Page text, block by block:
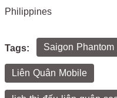
Philippines
Tags: Saigon Phantom
Liên Quân Mobile